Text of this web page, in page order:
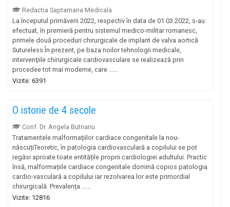
Redactia Saptamana Medicala
La începutul primăverii 2022, respectiv în data de 01.03.2022, s-au
efectuat, în premieră pentru sistemul medico-militar romanesc,
primele două proceduri chirurgicale de implant de valva aortică
Sutureless.În prezent, pe baza noilor tehnologii medicale,
intervenţiile chirurgicale cardiovasculare se realizează prin
procedee tot mai moderne, care ......
Vizite: 6391
O istorie de 4 secole
Conf. Dr. Angela Butnariu
Tratamentele malformațiilor cardiace congenitale la nou-
născuțiTeoretic, în patologia cardiovasculară a copilului se pot
regăsi aproate toate entitățile proprii cardiologiei adultului. Practic
însă, malformațiile cardiace congenitale domină copios patologia
cardio-vasculară a copilului iar rezolvarea lor este primordial
chirurgicală. Prevalența ......
Vizite: 12816